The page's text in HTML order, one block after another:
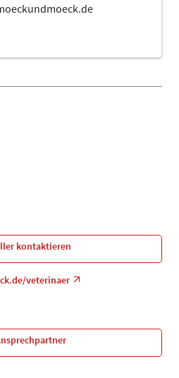
kontaktieren
veterinaer